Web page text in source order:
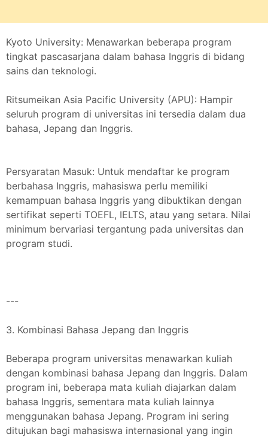
Kyoto University: Menawarkan beberapa program
tingkat pascasarjana dalam bahasa Inggris di bidang
sains dan teknologi.
Ritsumeikan Asia Pacific University (APU): Hampir
seluruh program di universitas ini tersedia dalam dua
bahasa, Jepang dan Inggris.
Persyaratan Masuk: Untuk mendaftar ke program
berbahasa Inggris, mahasiswa perlu memiliki
kemampuan bahasa Inggris yang dibuktikan dengan
sertifikat seperti TOEFL, IELTS, atau yang setara. Nilai
minimum bervariasi tergantung pada universitas dan
program studi.
---
3. Kombinasi Bahasa Jepang dan Inggris
Beberapa program universitas menawarkan kuliah
dengan kombinasi bahasa Jepang dan Inggris. Dalam
program ini, beberapa mata kuliah diajarkan dalam
bahasa Inggris, sementara mata kuliah lainnya
menggunakan bahasa Jepang. Program ini sering
ditujukan bagi mahasiswa internasional yang ingin